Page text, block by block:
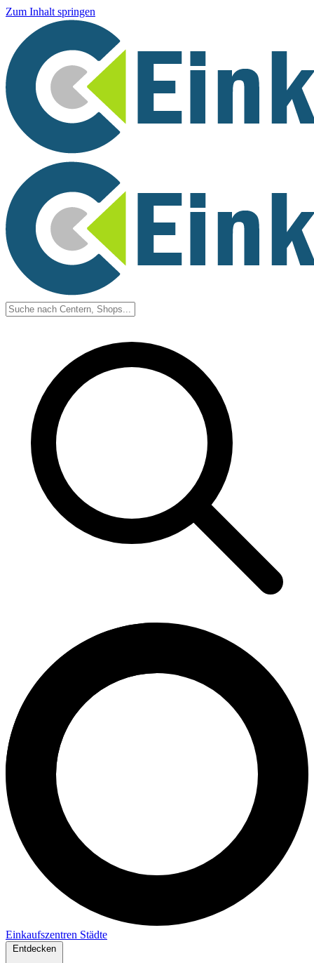
Zum Inhalt springen
Einkaufszentren Städte
Entdecken